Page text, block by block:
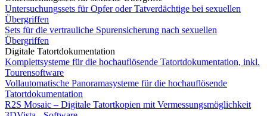
Untersuchungssets für Opfer oder Tatverdächtige bei sexuellen
Übergriffen
Sets für die vertrauliche Spurensicherung nach sexuellen
Übergriffen
Digitale Tatortdokumentation
Komplettsysteme für die hochauflösende Tatortdokumentation, inkl.
Tourensoftware
Vollautomatische Panoramasysteme für die hochauflösende
Tatortdokumentation
R2S Mosaic – Digitale Tatortkopien mit Vermessungsmöglichkeit